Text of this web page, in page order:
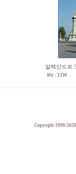
알렉산드르
Hit : 1330
Copyright 1999-2026